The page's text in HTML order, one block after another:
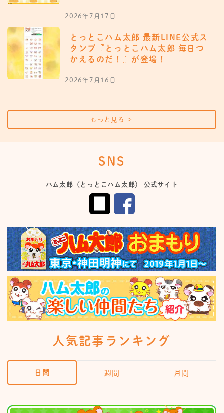
2026年7月17日
とっとこハム太郎 最新LINE公式ス
タンプ『とっとこハム太郎 毎日つ
かえるのだ！』が登場！
2026年7月16日
もっと見る ＞
SNS
ハム太郎（とっとこハム太郎） 公式サイト
人気記事ランキング
日間 週間 月間